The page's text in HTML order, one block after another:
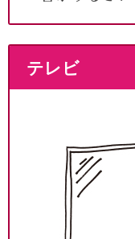
テレビ